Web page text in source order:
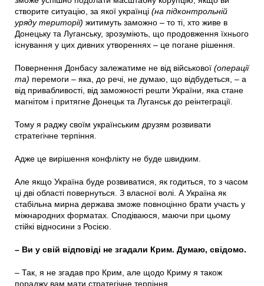
створите ситуацію, за якої українці (на підконтрольній
уряду території) житимуть заможно – то ті, хто живе в
Донецьку та Луганську, зрозуміють, що продовження їхнього
існування у цих дивних утвореннях – це погане рішення.
Повернення Донбасу залежатиме не від військової (операції
та) перемоги – яка, до речі, не думаю, що відбудеться, – а
від привабливості, від заможності решти України, яка стане
магнітом і притягне Донецьк та Луганськ до реінтеграції.
Тому я раджу своїм українським друзям розвивати
стратегічне терпіння.
Адже це вирішення конфлікту не буде швидким.
Але якщо Україна буде розвиватися, як годиться, то з часом
ці дві області повернуться. З власної волі. А Україна як
стабільна мирна держава зможе повноцінно брати участь у
міжнародних форматах. Сподіваюся, маючи при цьому
стійкі відносини з Росією.
– Ви у свій відповіді не згадали Крим. Думаю, свідомо.
– Так, я не згадав про Крим, але щодо Криму я також
пораджу вам мати стратегічне терпіння.